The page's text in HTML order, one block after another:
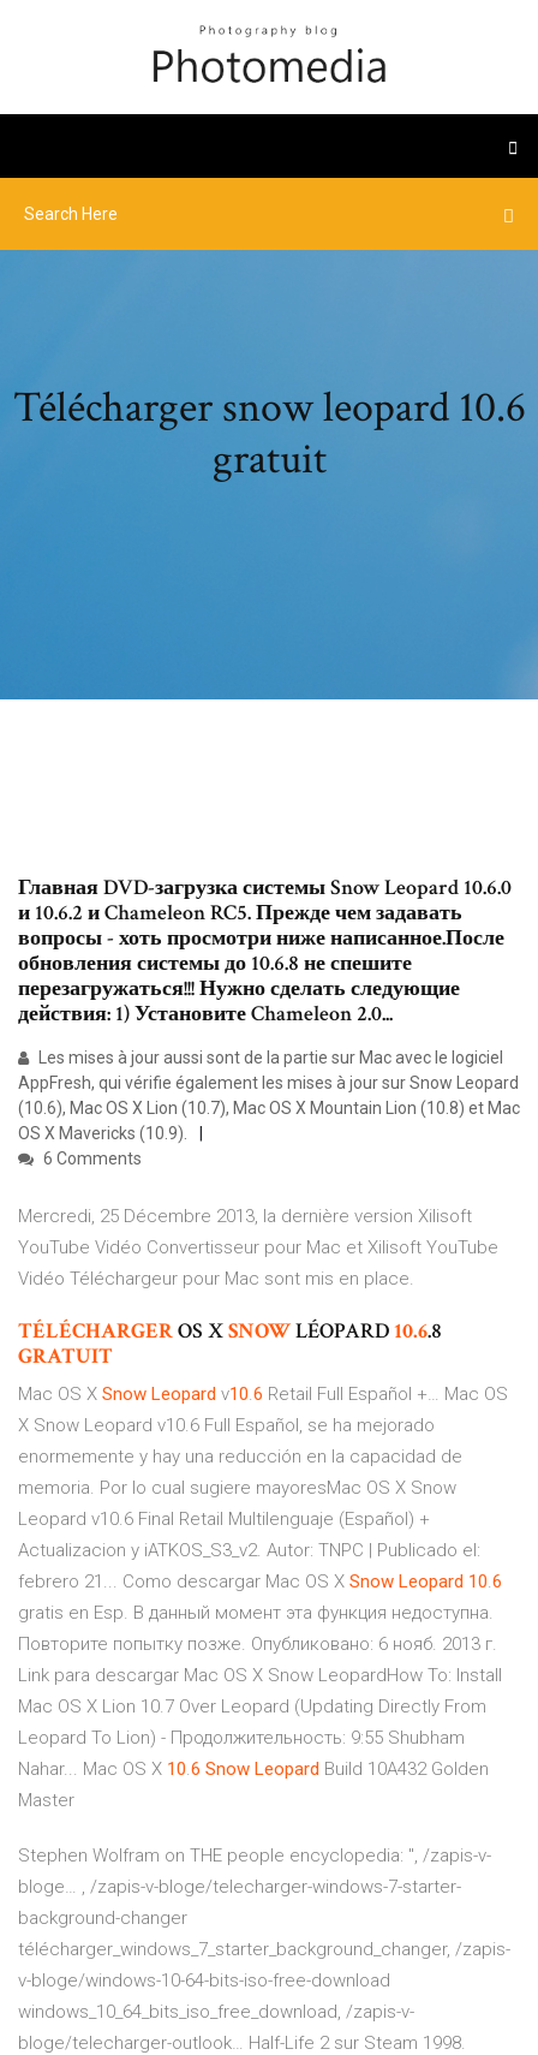
Télécharger snow leopard 10.6
gratuit
Главная DVD-загрузка системы Snow Leopard 10.6.0
и 10.6.2 и Chameleon RC5. Прежде чем задавать
вопросы - хоть просмотри ниже написанное.После
обновления системы до 10.6.8 не спешите
перезагружаться!!! Нужно сделать следующие
действия: 1) Установите Chameleon 2.0...
Les mises à jour aussi sont de la partie sur Mac avec le logiciel
AppFresh, qui vérifie également les mises à jour sur Snow Leopard
(10.6), Mac OS X Lion (10.7), Mac OS X Mountain Lion (10.8) et Mac
OS X Mavericks (10.9).
6 Comments
Mercredi, 25 Décembre 2013, la dernière version Xilisoft
YouTube Vidéo Convertisseur pour Mac et Xilisoft YouTube
Vidéo Téléchargeur pour Mac sont mis en place.
TÉLÉCHARGEROS XSNOWLÉOPARD10.6.8
GRATUIT
Mac OS X Snow Leopard v10.6 Retail Full Español +… Mac OS
X Snow Leopard v10.6 Full Español, se ha mejorado
enormemente y hay una reducción en la capacidad de
memoria. Por lo cual sugiere mayoresMac OS X Snow
Leopard v10.6 Final Retail Multilenguaje (Español) +
Actualizacion y iATKOS_S3_v2. Autor: TNPC | Publicado el:
febrero 21... Como descargar Mac OS X Snow Leopard 10.6
gratis en Esp. В данный момент эта функция недоступна.
Повторите попытку позже. Опубликовано: 6 нояб. 2013 г.
Link para descargar Mac OS X Snow LeopardHow To: Install
Mac OS X Lion 10.7 Over Leopard (Updating Directly From
Leopard To Lion) - Продолжительность: 9:55 Shubham
Nahar... Mac OS X 10.6 Snow Leopard Build 10A432 Golden
Master
Stephen Wolfram on THE people encyclopedia: ", /zapis-v-
bloge… , /zapis-v-bloge/telecharger-windows-7-starter-
background-changer
télécharger_windows_7_starter_background_changer, /zapis-
v-bloge/windows-10-64-bits-iso-free-download
windows_10_64_bits_iso_free_download, /zapis-v-
bloge/telecharger-outlook… Half-Life 2 sur Steam 1998.